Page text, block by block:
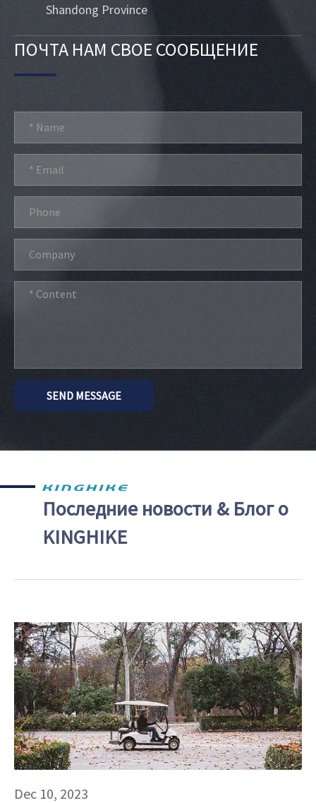
Shandong Province
ПОЧТА НАМ СВОЕ СООБЩЕНИЕ
SEND MESSAGE
Последние новости & Блог о
KINGHIKE
Dec 10, 2023